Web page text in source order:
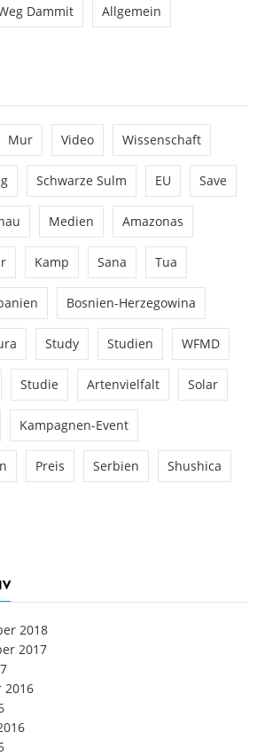
Dammit Allgemein
Mur Video Wissenschaft
Schwarze Sulm EU Save
Medien Amazonas
Kamp Sana Tua
Bosnien-Herzegowina
Study Studien WFMD
Studie Artenvielfalt Solar
Kampagnen-Event
Preis Serbien Shushica
2018
2017
2016